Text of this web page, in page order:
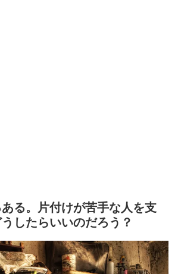
る。片付けが苦手な人を支
したらいいのだろう？